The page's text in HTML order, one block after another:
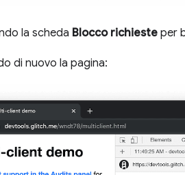
la scheda Blocco richieste per
di nuovo la pagina: